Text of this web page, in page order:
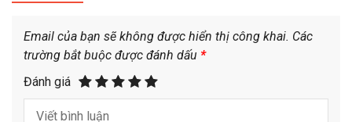
Email của bạn sẽ không được hiển thị công khai. Các
trường bắt buộc được đánh dấu *
Đánh giá